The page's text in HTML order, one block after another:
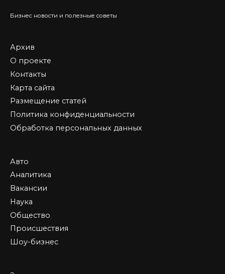
Бизнес новости и полезные советы
Архив
О проекте
Контакты
Карта сайта
Размещение статей
Политика конфиденциальности
Обработка персональных данных
Авто
Аналитика
Вакансии
Наука
Общество
Происшествия
Шоу-бизнес